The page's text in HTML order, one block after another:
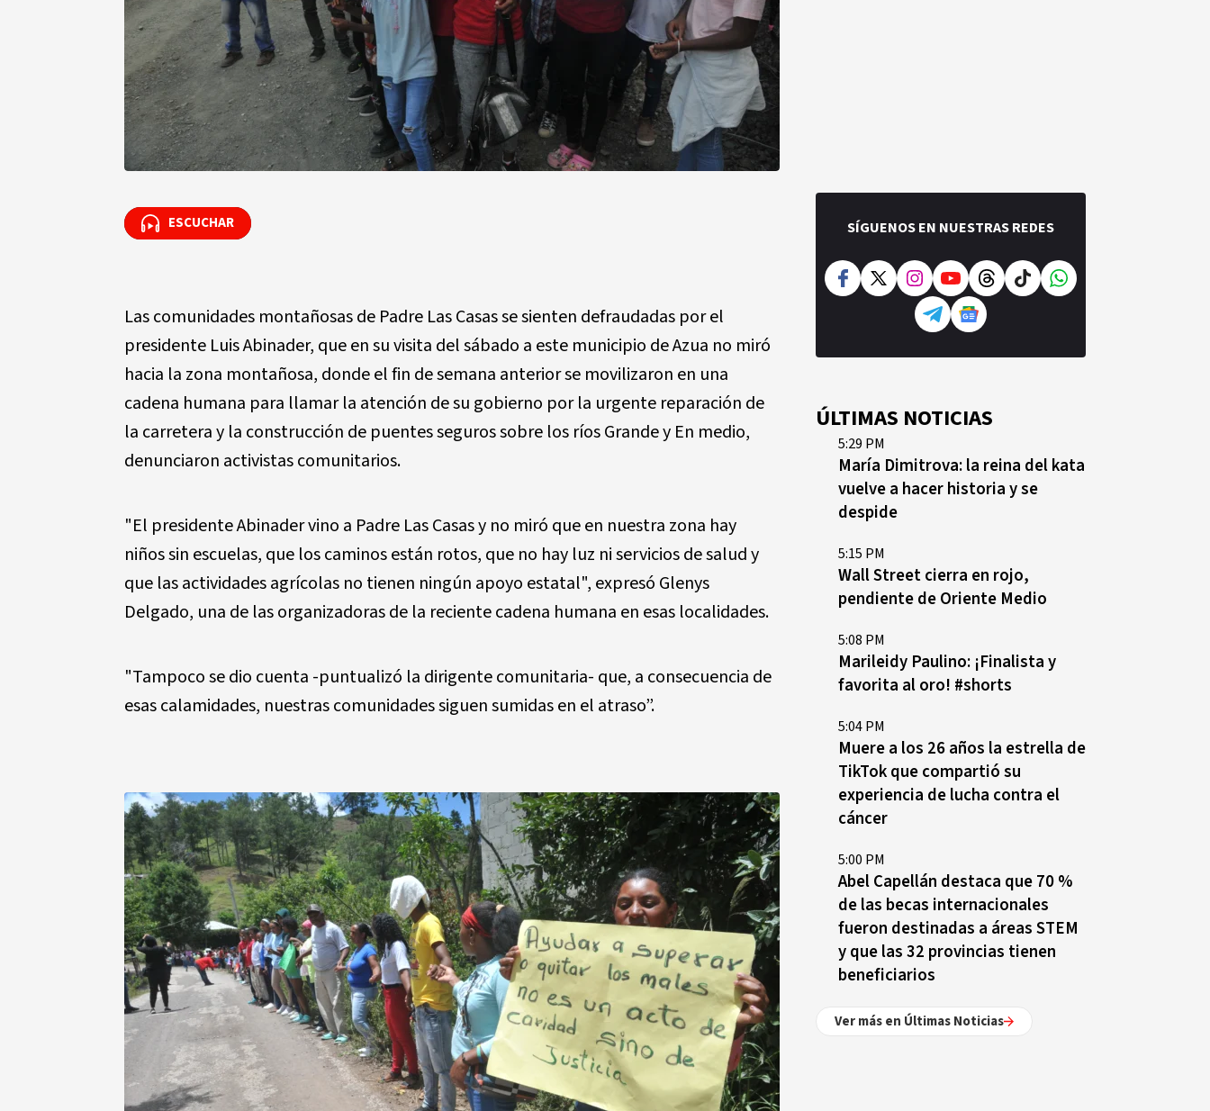
ESCUCHAR
ESCUCHAR
Las comunidades montañosas de Padre Las Casas se sienten defraudadas por el
presidente Luis Abinader, que en su visita del sábado a este municipio de Azua no miró
hacia la zona montañosa, donde el fin de semana anterior se movilizaron en una
cadena humana para llamar la atención de su gobierno por la urgente reparación de
la carretera y la construcción de puentes seguros sobre los ríos Grande y En medio,
denunciaron activistas comunitarios.
"El presidente Abinader vino a Padre Las Casas y no miró que en nuestra zona hay
niños sin escuelas, que los caminos están rotos, que no hay luz ni servicios de salud y
que las actividades agrícolas no tienen ningún apoyo estatal", expresó Glenys
Delgado, una de las organizadoras de la reciente cadena humana en esas localidades.
"Tampoco se dio cuenta -puntualizó la dirigente comunitaria- que, a consecuencia de
esas calamidades, nuestras comunidades siguen sumidas en el atraso”.
SÍGUENOS EN NUESTRAS REDES
ÚLTIMAS NOTICIAS
5:29 PM
María Dimitrova: la reina del kata
vuelve a hacer historia y se
despide
5:15 PM
Wall Street cierra en rojo,
pendiente de Oriente Medio
5:08 PM
Marileidy Paulino: ¡Finalista y
favorita al oro! #shorts
5:04 PM
Muere a los 26 años la estrella de
TikTok que compartió su
experiencia de lucha contra el
cáncer
5:00 PM
Abel Capellán destaca que 70 %
de las becas internacionales
fueron destinadas a áreas STEM
y que las 32 provincias tienen
beneficiarios
Ver más en Últimas Noticias